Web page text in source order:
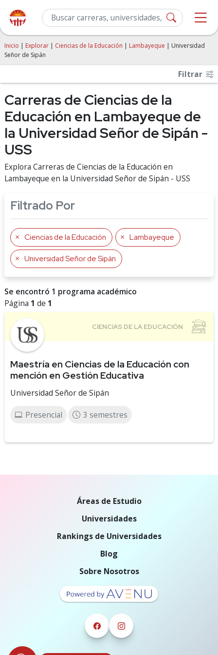
Inicio | Explorar | Ciencias de la Educación | Lambayeque | Universidad
Señor de Sipán
Filtrar
Carreras de Ciencias de la
Educación en Lambayeque de
la Universidad Señor de Sipán -
USS
Explora Carreras de Ciencias de la Educación en
Lambayeque en la Universidad Señor de Sipán - USS
Filtrado Por
Ciencias de la Educación Lambayeque
Universidad Señor de Sipán
Se encontró 1 programa académico
Página 1 de 1
Maestría en Ciencias de la Educación con
mención en Gestión Educativa
Universidad Señor de Sipán
Presencial 3 semestres
Áreas de Estudio
Universidades
Rankings de Universidades
Blog
Sobre Nosotros